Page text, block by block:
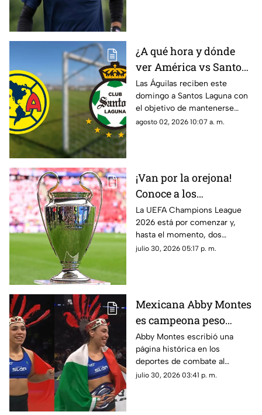
¿A qué hora y dónde
ver América vs Santos
Laguna en la Jornada 3
del Apertura 2026?
Las Águilas reciben este
domingo a Santos Laguna con
el objetivo de mantenerse
entre los protagonistas del
agosto 02, 2026 10:07 a. m.
¡Van por la orejona!
Conoce a los
mexicanos que jugarán
la Champions League
2026
La UEFA Champions League
2026 está por comenzar y,
hasta el momento, dos
futbolistas mexicanos tienen
julio 30, 2026 05:17 p. m.
Mexicana Abby Montes
es campeona peso
pluma de Power Slap al
derrotar a Sheena
Bathory
Abby Montes escribió una
página histórica en los
deportes de combate al
convertirse en la primera
julio 30, 2026 03:41 p. m.